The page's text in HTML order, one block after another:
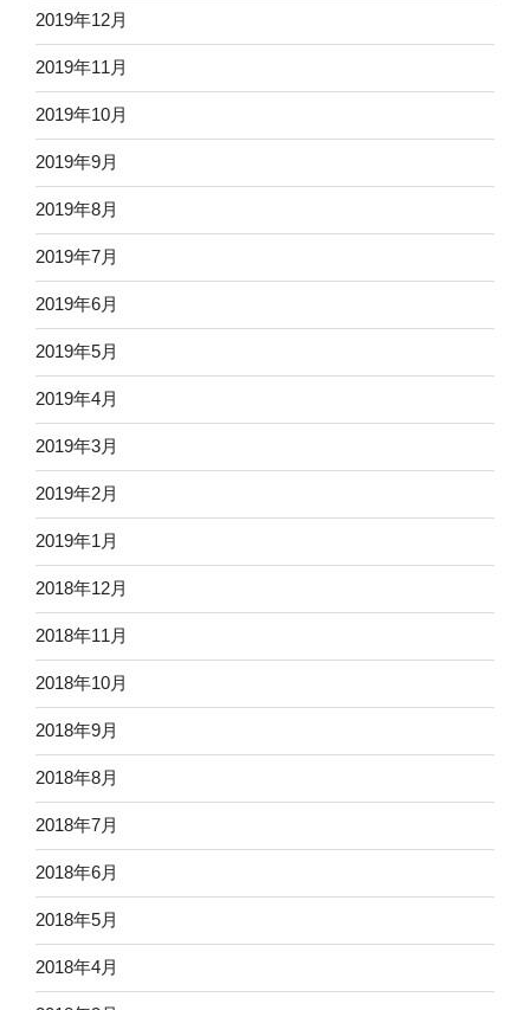
2019年12月
2019年11月
2019年10月
2019年9月
2019年8月
2019年7月
2019年6月
2019年5月
2019年4月
2019年3月
2019年2月
2019年1月
2018年12月
2018年11月
2018年10月
2018年9月
2018年8月
2018年7月
2018年6月
2018年5月
2018年4月